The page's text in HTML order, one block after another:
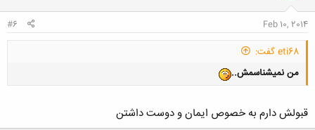
Feb 10, 2014
#6
eti68 گفت:
من نمیشناسمش..
قبولش دارم به خصوص ایمان و دوست داشتن